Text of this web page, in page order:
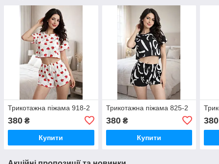
Трикотажна піжама 918-2
380 ₴
Купити
Трикотажна піжама 825-2
380₴
Купити
380